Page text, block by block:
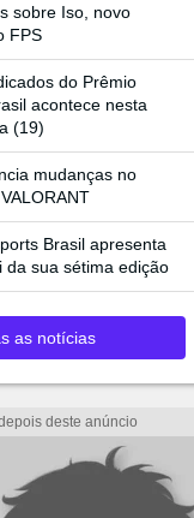
sobre Iso, novo
FPS
do Prêmio
acontece nesta
(19)
mudanças no
Brasil apresenta
da sua sétima edição
as notícias